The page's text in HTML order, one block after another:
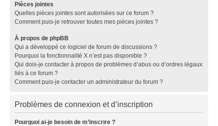
Pièces jointes
Quelles pièces jointes sont autorisées sur ce forum ?
Comment puis-je retrouver toutes mes pièces jointes ?
À propos de phpBB
Qui a développé ce logiciel de forum de discussions ?
Pourquoi la fonctionnalité X n’est pas disponible ?
Qui dois-je contacter à propos de problèmes d’abus ou d’ordres légaux
liés à ce forum ?
Comment puis-je contacter un administrateur du forum ?
Problèmes de connexion et d’inscription
Pourquoi ai-je besoin de m’inscrire ?